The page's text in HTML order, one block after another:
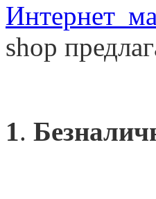
Интернет
shop
1.